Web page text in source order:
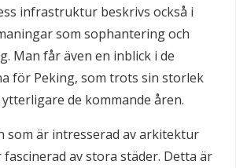
infrastruktur beskrivs också i
som sophantering och
Man får även en inblick i de
för Peking, som trots sin storlek
de kommande åren.
som är intresserad av arkitektur
av stora städer. Detta är